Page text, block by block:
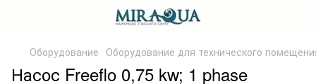
Оборудование Оборудование для технического
Насос Freeflo 0,75 kw; 1 phase